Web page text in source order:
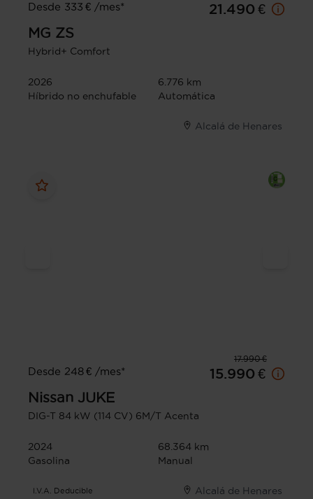
Desde 333 € /mes*
21.490 €
MG ZS
Hybrid+ Comfort
2026
6.776 km
Híbrido no enchufable
Automática
Alcalá de Henares
17.990 €
Desde 248 € /mes*
15.990 €
Nissan JUKE
DIG-T 84 kW (114 CV) 6M/T Acenta
2024
68.364 km
Gasolina
Manual
I.V.A. Deducible Alcalá de Henares